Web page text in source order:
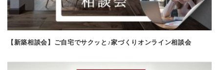
【新築相談会】ご自宅でサクッと♪家づくりオンライン相談会